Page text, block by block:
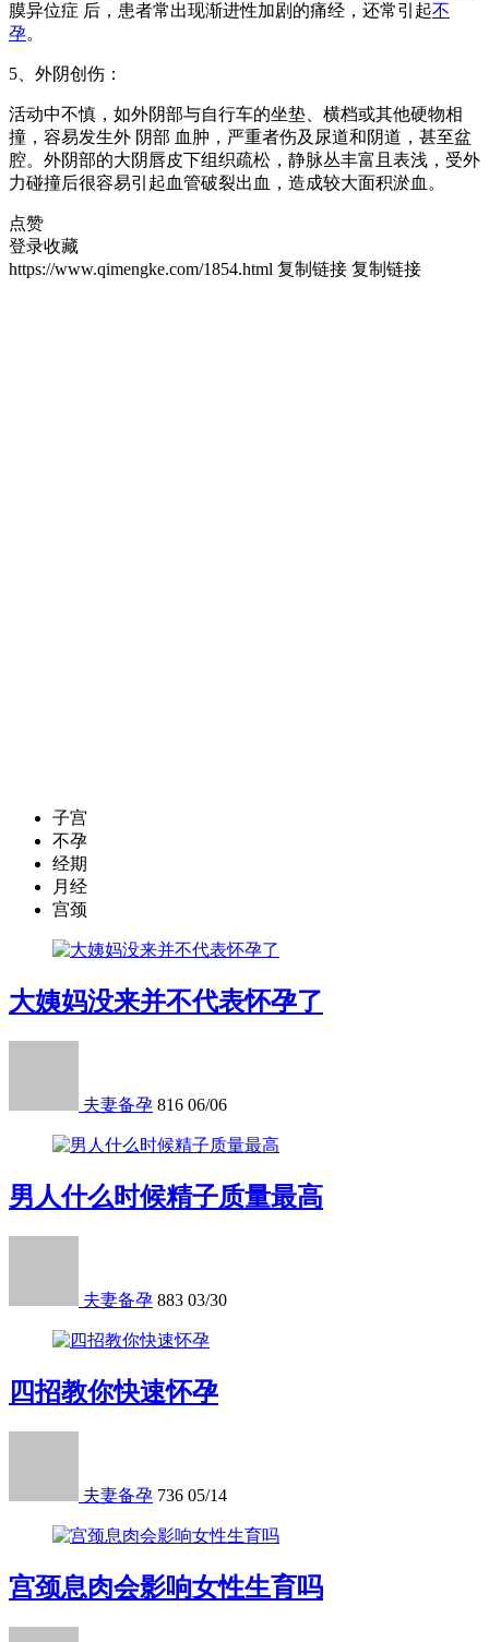
膜异位症 后，患者常出现渐进性加剧的痛经，还常引起不
孕。
5、外阴创伤：
活动中不慎，如外阴部与自行车的坐垫、横档或其他硬物相
撞，容易发生外 阴部 血肿，严重者伤及尿道和阴道，甚至盆
腔。外阴部的大阴唇皮下组织疏松，静脉丛丰富且表浅，受外
力碰撞后很容易引起血管破裂出血，造成较大面积淤血。
点赞
登录收藏
https://www.qimengke.com/1854.html 复制链接 复制链接
子宫
不孕
经期
月经
宫颈
大姨妈没来并不代表怀孕了
夫妻备孕 816 06/06
男人什么时候精子质量最高
夫妻备孕 883 03/30
四招教你快速怀孕
夫妻备孕 736 05/14
宫颈息肉会影响女性生育吗